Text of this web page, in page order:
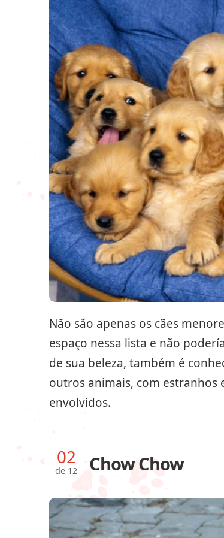
Não são apenas os cães
espaço nessa lista e não
de sua beleza, também é
outros animais, com estranhos
envolvidos.
02
de 12 Chow Chow